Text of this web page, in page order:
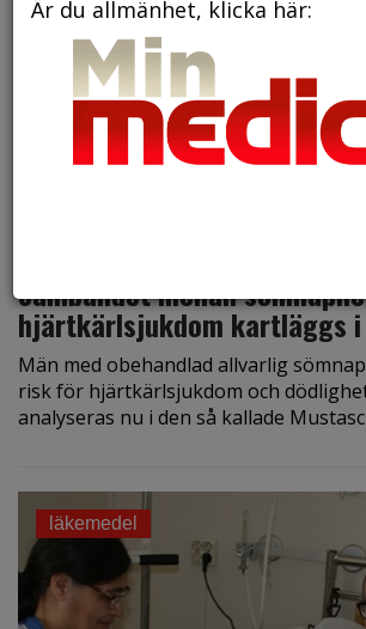
Sambandet mellan
hjärtkärlsjukdom kartläggs
Män med obehandlad allvarlig
risk för hjärtkärlsjukdom och
analyseras nu i den så kallade
läkemedel
Är du allmänhet, klicka här: